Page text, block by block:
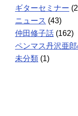
ギターセミナー
ニュース (43)
仲田修子話 (162)
ペンマス丹沢亜
未分類 (1)